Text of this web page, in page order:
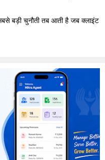
बड़ी चुनौती तब आती है जब क्लाइंट